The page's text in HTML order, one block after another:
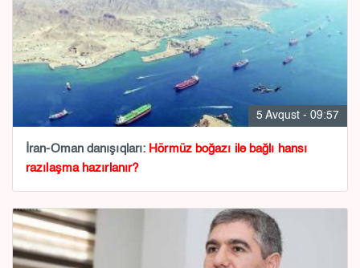
5 Avqust - 09:57
İran-Oman danışıqları: Hörmüz boğazı ilə bağlı hansı
razılaşma hazırlanır?